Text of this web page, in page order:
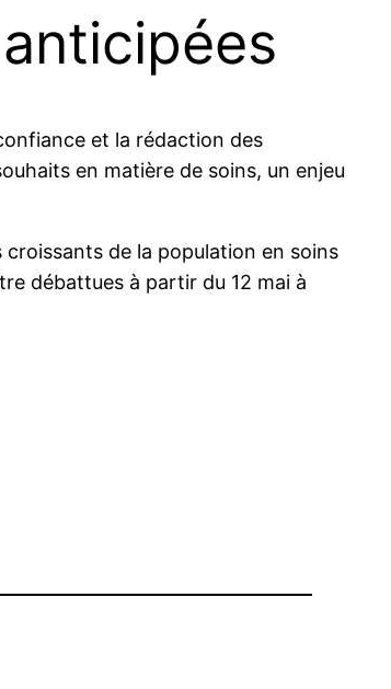
et la rédaction des
en matière de soins, un enjeu
de la population en soins
débattues à partir du 12 mai à